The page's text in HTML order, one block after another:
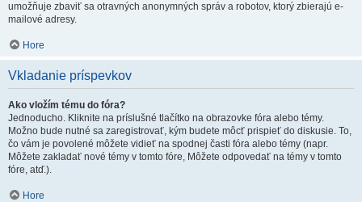
umožňuje zbaviť sa otravných anonymných správ a robotov, ktorý zbierajú e-
mailové adresy.
Hore
Vkladanie príspevkov
Ako vložím tému do fóra?
Jednoducho. Kliknite na príslušné tlačítko na obrazovke fóra alebo témy.
Možno bude nutné sa zaregistrovať, kým budete môcť prispieť do diskusie. To,
čo vám je povolené môžete vidieť na spodnej časti fóra alebo témy (napr.
Môžete zakladať nové témy v tomto fóre, Môžete odpovedať na témy v tomto
fóre, atď.).
Hore